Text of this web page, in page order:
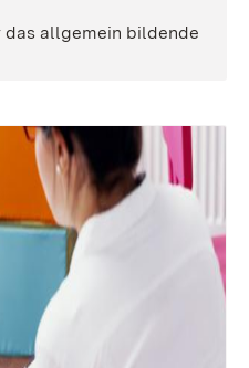
das allgemein bildende